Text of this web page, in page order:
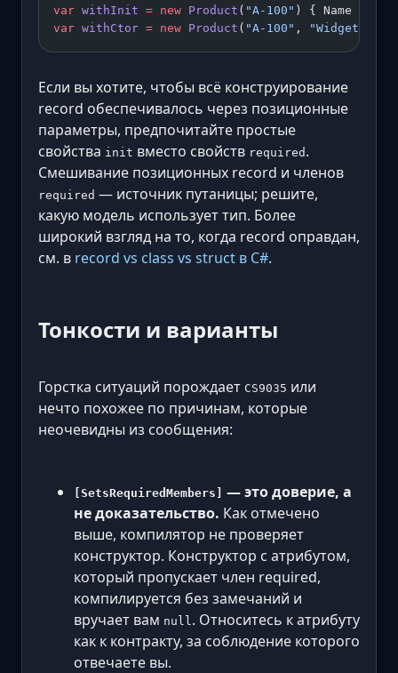
var withInit = new Product ( "A-100" ) { Name
var withCtor = new Product ( "A-100" , "Widget"
Если вы хотите, чтобы всё конструирование
record обеспечивалось через позиционные
параметры, предпочитайте простые
свойства init вместо свойств required .
Смешивание позиционных record и членов
required — источник путаницы; решите,
какую модель использует тип. Более
широкий взгляд на то, когда record оправдан,
см. в record vs class vs struct в C#.
Тонкости и варианты
Горстка ситуаций порождает CS9035 или
нечто похожее по причинам, которые
неочевидны из сообщения:
[SetsRequiredMembers]
— это доверие, а
не доказательство. Как отмечено
выше, компилятор не проверяет
конструктор. Конструктор с атрибутом,
который пропускает член required,
компилируется без замечаний и
вручает вам null . Относитесь к атрибуту
как к контракту, за соблюдение которого
отвечаете вы.